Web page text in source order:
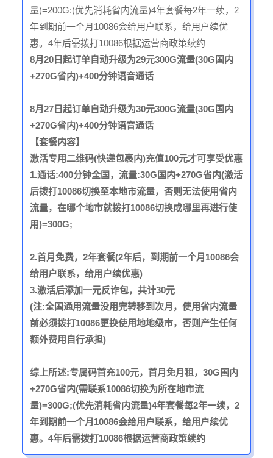
量)=200G:(优先消耗省内流量)4年套餐每2年一续，2
年到期前一个月10086会给用户联系，给用户续优
惠。4年后需拨打10086根据运营商政策续约
8月20日起订单自动升级为29元300G流量(30G国内
+270G省内)+400分钟语音通话
8月27日起订单自动升级为30元300G流量(30G国内
+270G省内)+400分钟语音通话
【套餐内容】
激活专用二维码(快递包裹内)充值100元才可享受优惠
1.通话:400分钟全国，流量:30G国内+270G省内(激活
后拨打10086切换至本地市流量，否则无法使用省内
流量，在哪个地市就拨打10086切换成哪里再进行使
用)=300G;
2.首月免费，2年套餐(2年后，到期前一个月10086会
给用户联系，给用户续优惠)
3.激活后添加一元反诈包，共计30元
(注:全国通用流量没用完转移到次月，使用省内流量
前必须拨打10086更换使用地地级市，否则产生任何
额外费用自行承担)
综上所述:专属码首充100元，首月免月租，30G国内
+270G省内(需联系10086切换为所在地市流
量)=300G;(优先消耗省内流量)4年套餐每2年一续，2
年到期前一个月10086会给用户联系，给用户续优
惠。4年后需拨打10086根据运营商政策续约